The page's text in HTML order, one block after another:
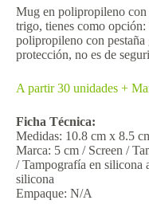
Mug en polipropileno
trigo, tienes como opción:
polipropileno con pestaña
protección, no es de
A partir 30 unidades +
Ficha Técnica:
Medidas: 10.8 cm x 8.5
Marca: 5 cm / Screen /
/ Tampografía en silicona
silicona
Empaque: N/A